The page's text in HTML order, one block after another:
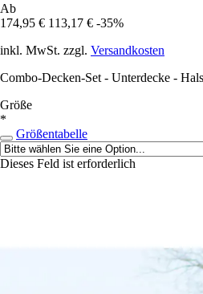
Ab
174,95 € 113,17 € -35%
inkl. MwSt. zzgl. Versandkosten
Combo-Decken-Set - Unterdecke -
Größe
*
Größentabelle
Dieses Feld ist erforderlich